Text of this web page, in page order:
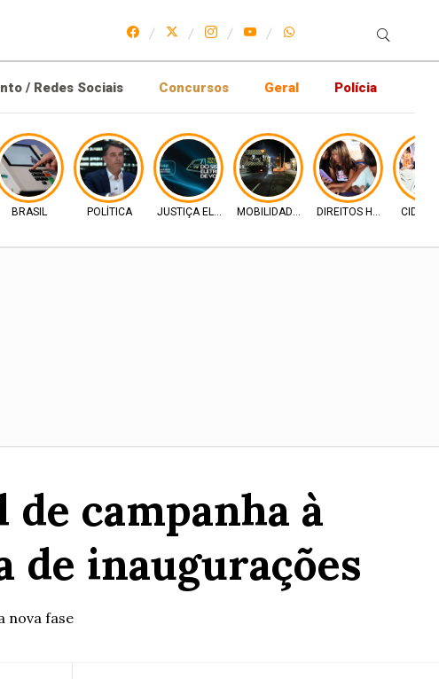
/ Redes Sociais Concursos Geral Polícia
BRASIL POLÍTICA JUSTIÇA ELEITORALMOBILIDADE URBANADIREITOS HUMANOS
campanha à
de inaugurações
nova fase